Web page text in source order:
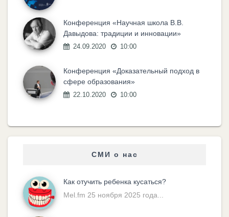
Конференция «Научная школа В.В.
Давыдова: традиции и инновации»
24.09.2020 10:00
Конференция «Доказательный подход в
сфере образования»
22.10.2020 10:00
СМИ о нас
Как отучить ребенка кусаться?
Mel.fm 25 ноября 2025 года...